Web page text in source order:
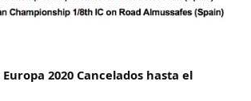
2020 Cancelados hasta el